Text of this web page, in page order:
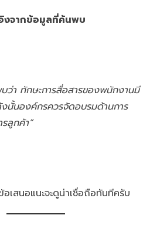
งจากข้อมูลที่ค้นพบ
ว่า ทักษะการสื่อสารของพนักงานมี
นั้นองค์กรควรจัดอบรมด้านการ
ลูกค้า”
อเสนอแนะจะดูน่าเชื่อถือทันทีครับ